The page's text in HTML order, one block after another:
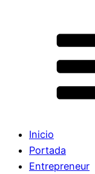
Inicio
Portada
Entrepreneur